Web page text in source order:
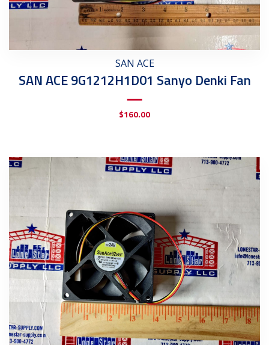
SAN ACE
SAN ACE 9G1212H1D01 Sanyo Denki Fan
$160.00